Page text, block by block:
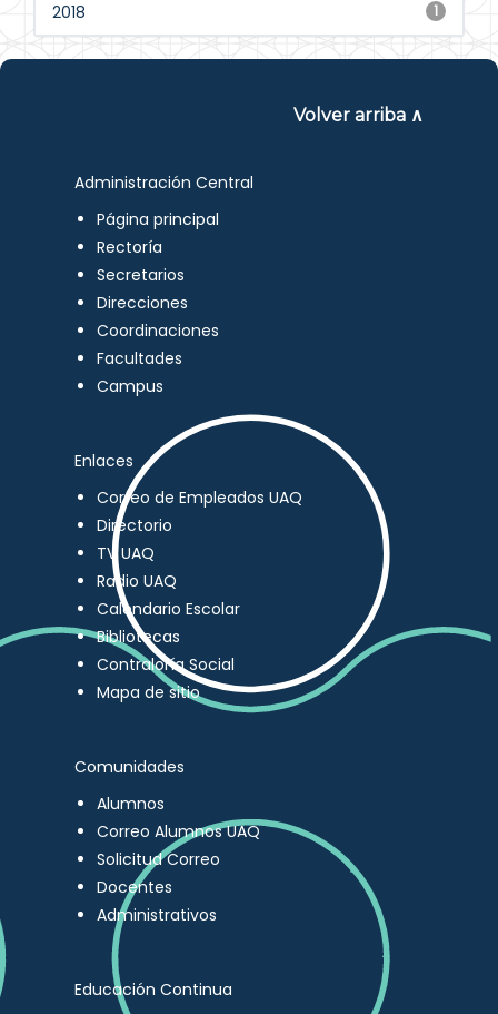
1
2018
Volver arriba ∧
Administración Central
Página principal
Rectoría
Secretarios
Direcciones
Coordinaciones
Facultades
Campus
Enlaces
Correo de Empleados UAQ
Directorio
TV UAQ
Radio UAQ
Calendario Escolar
Bibliotecas
Contraloría Social
Mapa de sitio
Comunidades
Alumnos
Correo Alumnos UAQ
Solicitud Correo
Docentes
Administrativos
Educación Continua